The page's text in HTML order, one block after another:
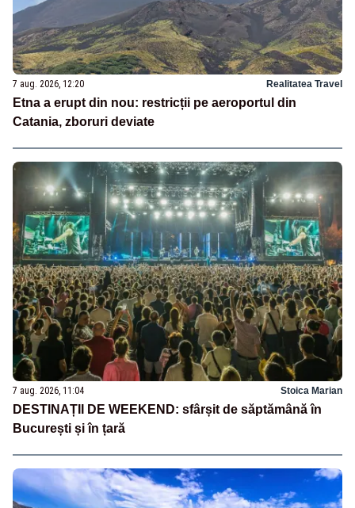
7 aug. 2026, 12:20 Realitatea Travel
Etna a erupt din nou: restricții pe aeroportul din
Catania, zboruri deviate
7 aug. 2026, 11:04 Stoica Marian
DESTINAȚII DE WEEKEND: sfârșit de săptămână în
București și în țară